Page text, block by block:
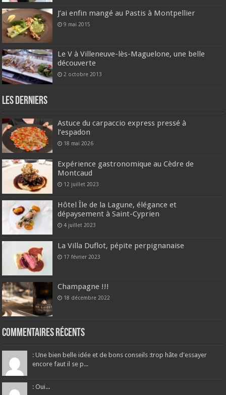
J’ai enfin mangé au Pastis à Montpellier
9 mai 2015
Le V à Villeneuve-lès-Maguelone, une belle
découverte
2 octobre 2013
Les derniers
Astuce du carpaccio express pressé à
l’espadon
18 mai 2026
Expérience gastronomique au Cèdre de
Montcaud
12 juillet 2023
Hôtel Île de la Lagune, élégance et
dépaysement à Saint-Cyprien
4 juillet 2023
La Villa Duflot, pépite perpignanaise
17 février 2023
Champagne !!!
18 décembre 2022
Commentaires récents
: Une bien belle idée et de bons conseils :trop hâte d'essayer
encore faut il se p...
: Oui...